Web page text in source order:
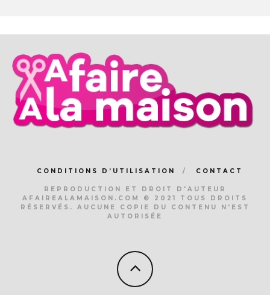
CONDITIONS D’UTILISATION CONTACT
REPRODUCTION ET DROIT D'AUTEUR
AFAIREALAMAISON.COM © 2021 TOUS DROITS
RÉSERVÉS. AUCUNE COPIE DU CONTENU N'EST
AUTORISÉE